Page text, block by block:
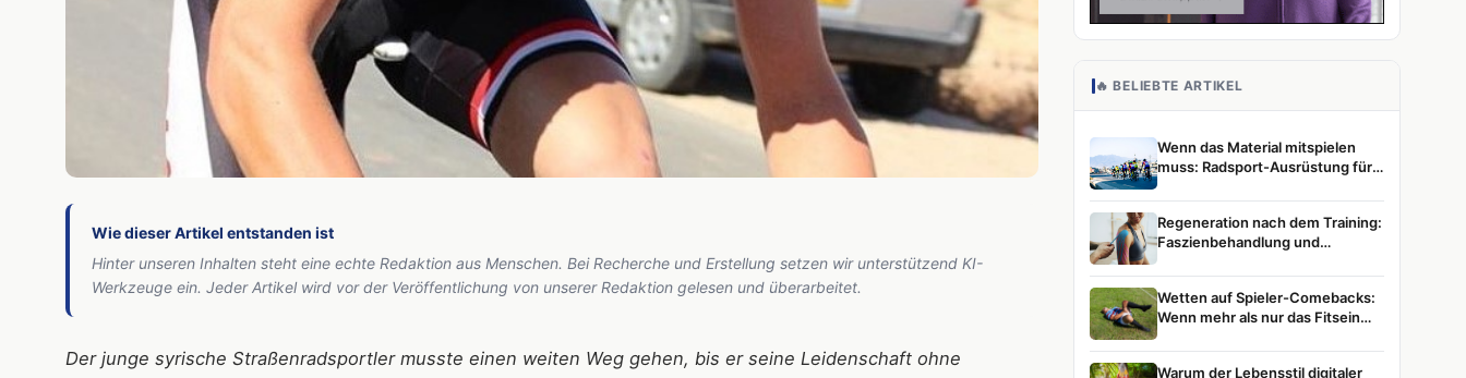
Wie dieser Artikel entstanden ist
Hinter unseren Inhalten steht eine echte Redaktion aus Menschen. Bei Recherche und Erstellung setzen wir unterstützend KI-
Werkzeuge ein. Jeder Artikel wird vor der Veröffentlichung von unserer Redaktion gelesen und überarbeitet.
Der junge syrische Straßenradsportler musste einen weiten Weg gehen, bis er seine Leidenschaft ohne
🔥 BELIEBTE ARTIKEL
Wenn das Material mitspielen
muss: Radsport-Ausrüstung für
Athleten
Regeneration nach dem Training:
Faszienbehandlung und
Leistungssport
Wetten auf Spieler-Comebacks:
Wenn mehr als nur das Fitsein
Warum der Lebensstil digitaler